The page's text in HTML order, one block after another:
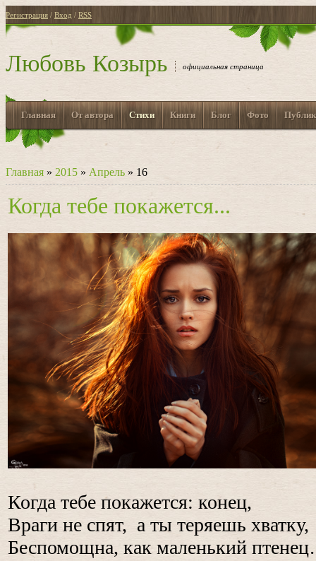
Регистрация / Вход / RSS
Любовь Козырь официальная страница
Главная От автора Стихи Книги Блог Фото
Главная » 2015 » Апрель » 16
Когда тебе покажется...
Когда тебе покажется: конец,
Враги не спят, а ты теряешь хватку,
Беспомощна, как маленький